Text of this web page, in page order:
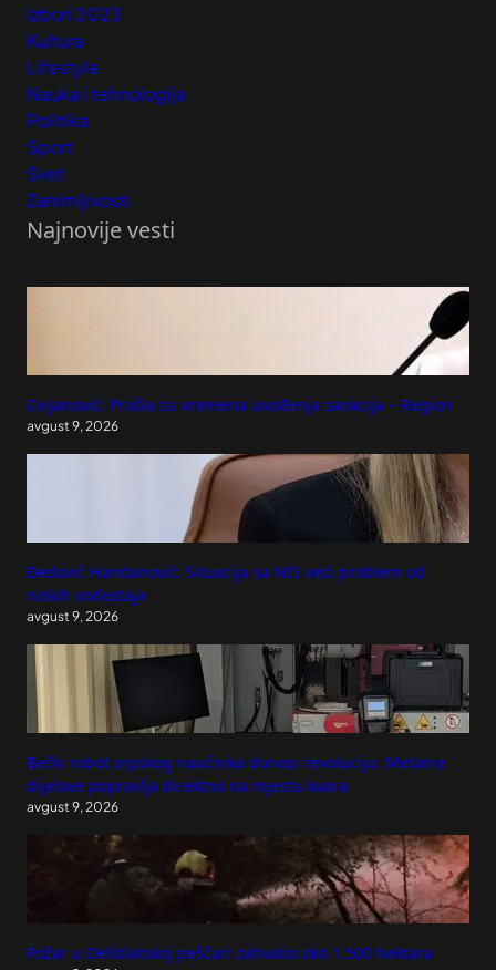
Izbori 2023
Kultura
Lifestyle
Nauka i tehnologija
Politika
Sport
Svet
Zanimljivosti
Najnovije vesti
Cvijanović: Prošla su vremena uvođenja sankcija – Region
avgust 9, 2026
Đedović Handanović: Situacija sa NIS veći problem od
niskih vodostaja
avgust 9, 2026
Bečki robot srpskog naučnika donosi revoluciju: Metalne
dijelove popravlja direktno na mjestu kvara
avgust 9, 2026
Požar u Deliblatskoj peščari zahvatio oko 1.500 hektara